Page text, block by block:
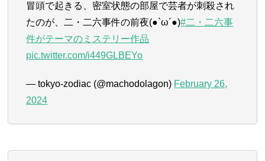
冒頭で起きる、密室状態の部屋で芸者が刺殺され
たのが、二・二六事件の前夜(●`ω´●)#二・二六事
件がテーマのミステリー作品
pic.twitter.com/i449GLBEYo
— tokyo-zodiac (@machodolagon) February 26,
2024